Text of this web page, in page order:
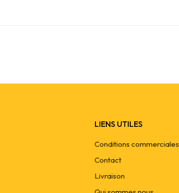
LIENS UTILES
Conditions commerciales
Contact
Livraison